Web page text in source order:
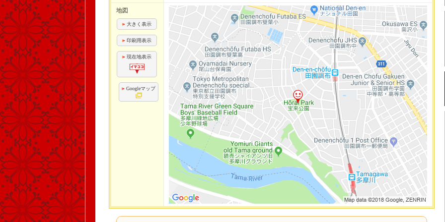
地図
大きく表示
印刷用表示
現在地表示
Googleマップ